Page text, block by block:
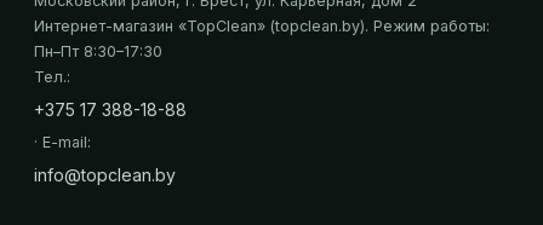
Интернет-магазин «TopClean» (topclean.by). Режим работы:
Пн–Пт 8:30–17:30
Тел.:
+375 17 388-18-88
· E-mail:
info@topclean.by